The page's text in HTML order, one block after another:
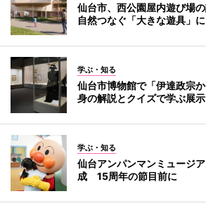
仙台市、西公園屋内遊び場
自然つなぐ「大きな遊具」に
学ぶ・知る
仙台市博物館で「伊達政宗
身の解説とクイズで学ぶ展示
学ぶ・知る
仙台アンパンマンミュージ
成 15周年の節目前に